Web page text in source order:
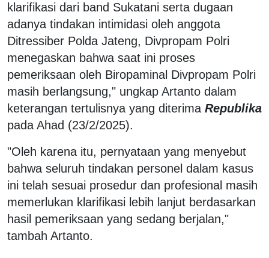
klarifikasi dari band Sukatani serta dugaan
adanya tindakan intimidasi oleh anggota
Ditressiber Polda Jateng, Divpropam Polri
menegaskan bahwa saat ini proses
pemeriksaan oleh Biropaminal Divpropam Polri
masih berlangsung," ungkap Artanto dalam
keterangan tertulisnya yang diterima Republika
pada Ahad (23/2/2025).
"Oleh karena itu, pernyataan yang menyebut
bahwa seluruh tindakan personel dalam kasus
ini telah sesuai prosedur dan profesional masih
memerlukan klarifikasi lebih lanjut berdasarkan
hasil pemeriksaan yang sedang berjalan,"
tambah Artanto.